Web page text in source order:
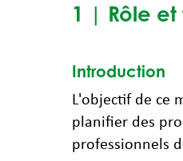
1 | Rôle
Introduction
L'objectif de ce
planifier des
professionnels